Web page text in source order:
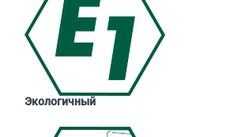
Экологичный